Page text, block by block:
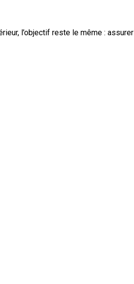
l’objectif reste le même : assurer